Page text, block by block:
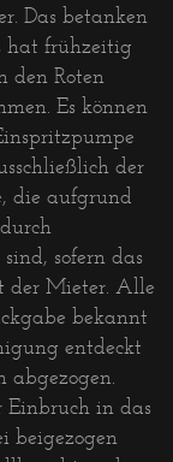
Das betanken
hat frühzeitig
den Roten
Es können
der
die aufgrund
sofern das
der Mieter. Alle
bekannt
entdeckt
abgezogen.
in das
beigezogen